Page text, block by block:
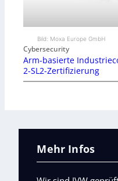
Bild: Moxa Europe GmbH
Cybersecurity
Arm-basierte
2-SL2-Zertifizierung
Mehr Infos